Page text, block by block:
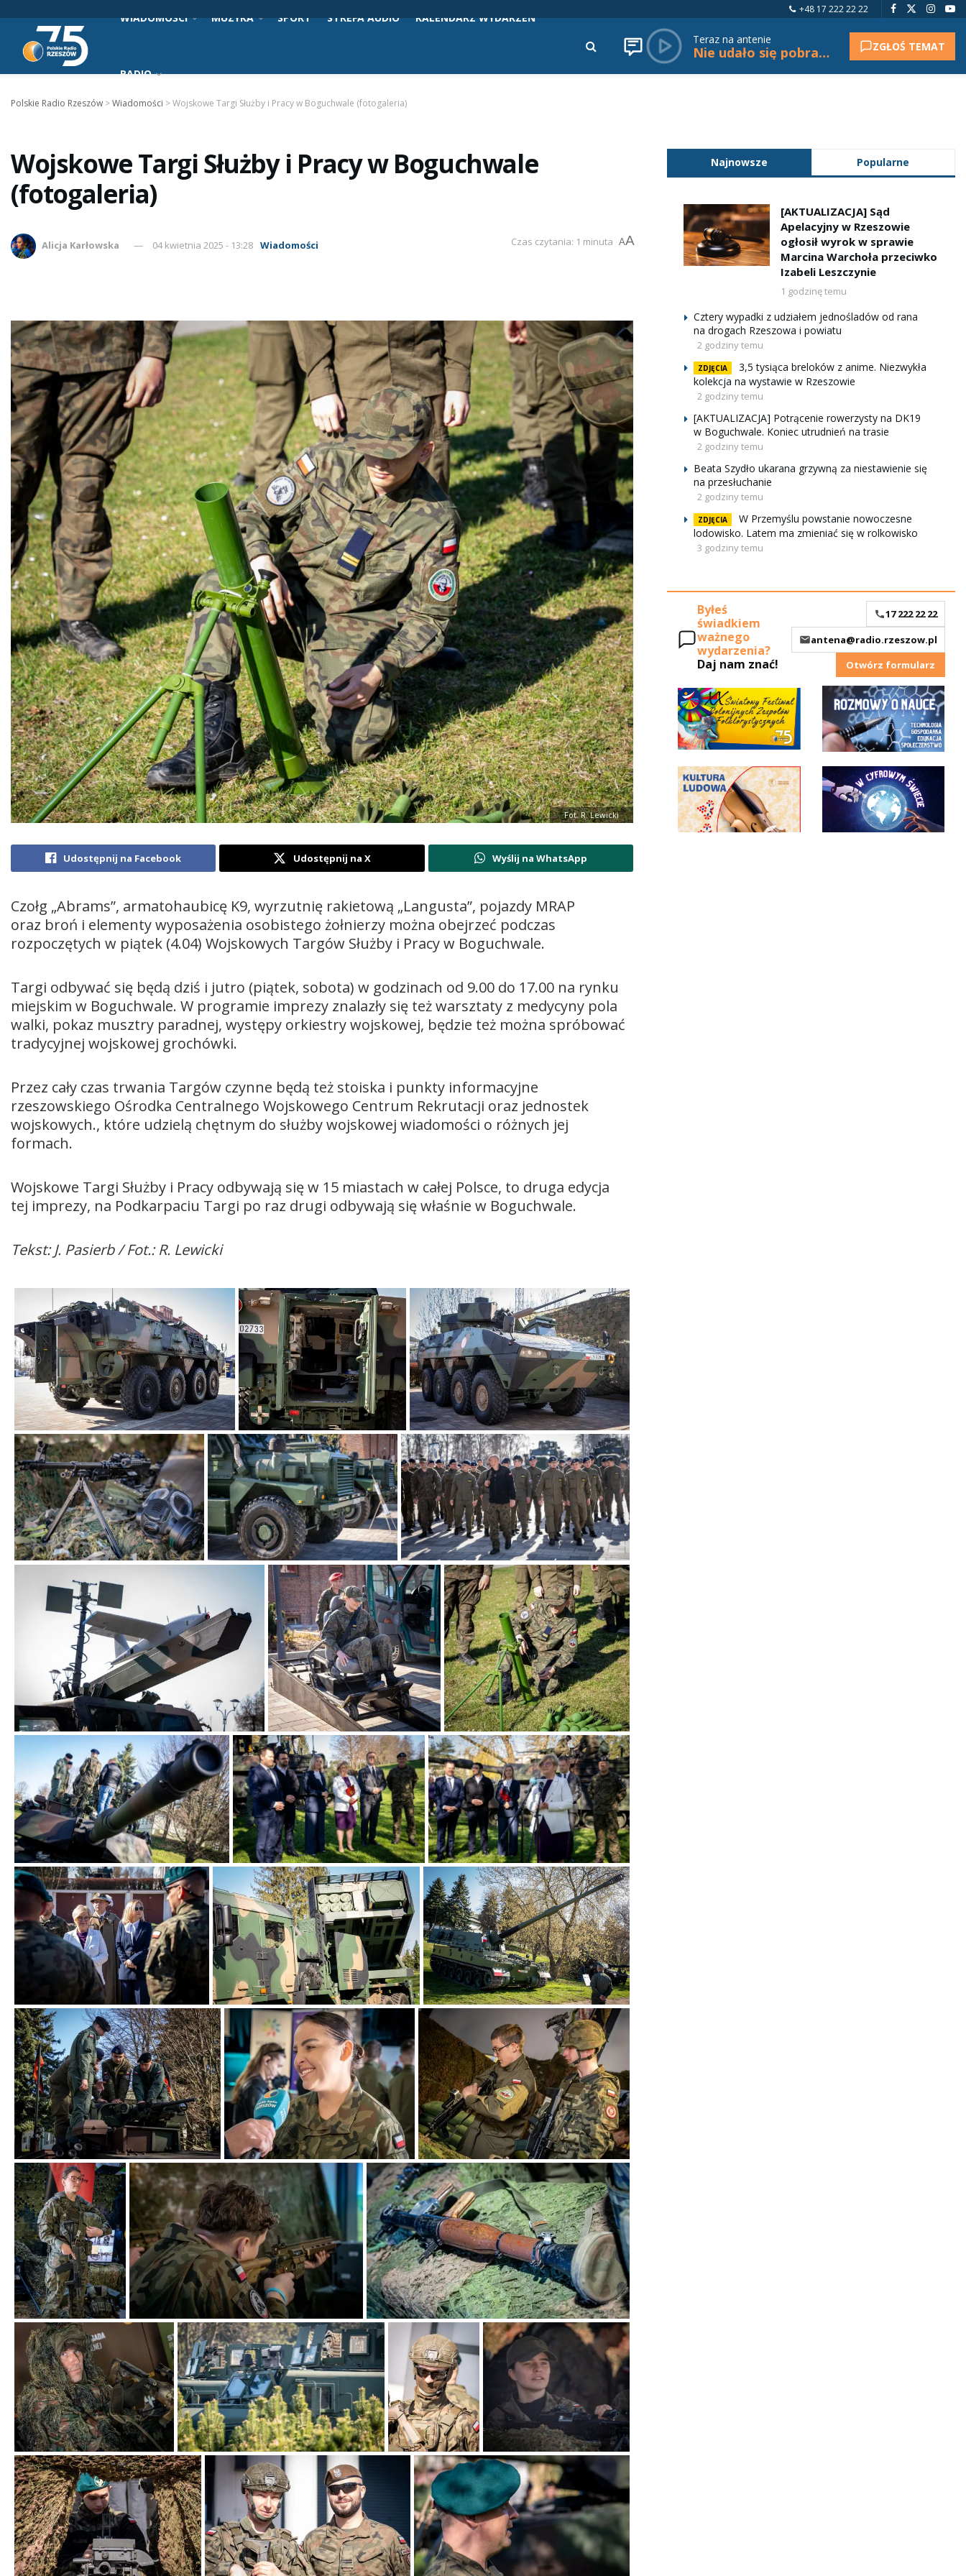
+48 17 222 22 22
WIADOMOŚCI MUZYKA SPORT STREFA AUDIO KALENDARZ WYDARZEŃ
RADIO
Teraz na antenie
Nie udało się pobrać tytułu. ZGŁOŚ TEMAT
Polskie Radio Rzeszów >Wiadomości >Wojskowe Targi Służby i Pracy w Boguchwale (fotogaleria)
Wojskowe Targi Służby i Pracy w Boguchwale
(fotogaleria)
Alicja Karłowska 04 kwietnia 2025 - 13:28 Wiadomości Czas czytania: 1 minuta AA
Fot. R. Lewicki
Udostępnij na Facebook Udostępnij na X Wyślij na WhatsApp
Czołg „Abrams”, armatohaubicę K9, wyrzutnię rakietową „Langusta”, pojazdy MRAP
oraz broń i elementy wyposażenia osobistego żołnierzy można obejrzeć podczas
rozpoczętych w piątek (4.04) Wojskowych Targów Służby i Pracy w Boguchwale.
Targi odbywać się będą dziś i jutro (piątek, sobota) w godzinach od 9.00 do 17.00 na rynku
miejskim w Boguchwale. W programie imprezy znalazły się też warsztaty z medycyny pola
walki, pokaz musztry paradnej, występy orkiestry wojskowej, będzie też można spróbować
tradycyjnej wojskowej grochówki.
Przez cały czas trwania Targów czynne będą też stoiska i punkty informacyjne
rzeszowskiego Ośrodka Centralnego Wojskowego Centrum Rekrutacji oraz jednostek
wojskowych., które udzielą chętnym do służby wojskowej wiadomości o różnych jej
formach.
Wojskowe Targi Służby i Pracy odbywają się w 15 miastach w całej Polsce, to druga edycja
tej imprezy, na Podkarpaciu Targi po raz drugi odbywają się właśnie w Boguchwale.
Tekst: J. Pasierb / Fot.: R. Lewicki
Najnowsze Popularne
[AKTUALIZACJA] Sąd
Apelacyjny w Rzeszowie
ogłosił wyrok w sprawie
Marcina Warchoła przeciwko
Izabeli Leszczynie
1 godzinę temu
Cztery wypadki z udziałem jednośladów od rana
na drogach Rzeszowa i powiatu
2 godziny temu
ZDJĘCIA
3,5 tysiąca breloków z anime. Niezwykła
kolekcja na wystawie w Rzeszowie
2 godziny temu
[AKTUALIZACJA] Potrącenie rowerzysty na DK19
w Boguchwale. Koniec utrudnień na trasie
2 godziny temu
Beata Szydło ukarana grzywną za niestawienie się
na przesłuchanie
2 godziny temu
ZDJĘCIA
W Przemyślu powstanie nowoczesne
lodowisko. Latem ma zmieniać się w rolkowisko
3 godziny temu
Byłeś
świadkiem
ważnego
wydarzenia?
Daj nam znać!
17 222 22 22
antena@radio.rzeszow.pl
Otwórz formularz